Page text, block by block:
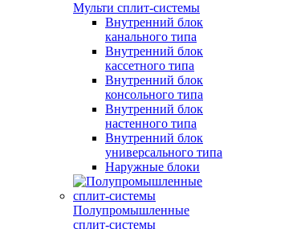
Мульти сплит-системы
Внутренний блок
канального типа
Внутренний блок
кассетного типа
Внутренний блок
консольного типа
Внутренний блок
настенного типа
Внутренний блок
универсального типа
Наружные блоки
Полупромышленные
сплит-системы